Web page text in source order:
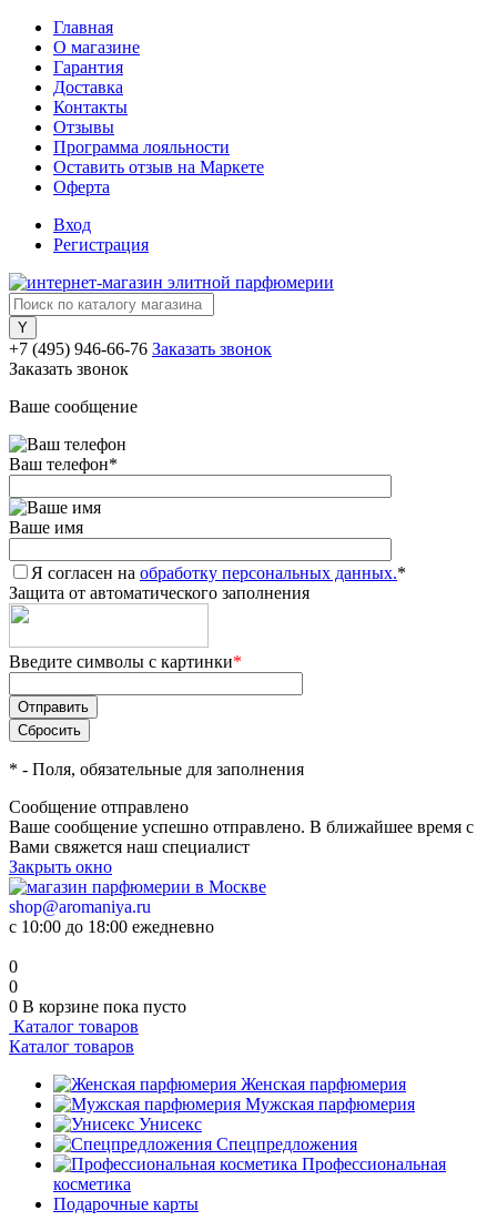
Главная
О магазине
Гарантия
Доставка
Контакты
Отзывы
Программа лояльности
Оставить отзыв на Маркете
Оферта
Вход
Регистрация
+7 (495) 946-66-76 Заказать звонок
Заказать звонок
Ваше сообщение
Ваш телефон*
Ваше имя
Я согласен на обработку персональных данных.*
Защита от автоматического заполнения
Введите символы с картинки*
* - Поля, обязательные для заполнения
Сообщение отправлено
Ваше сообщение успешно отправлено. В ближайшее время с
Вами свяжется наш специалист
Закрыть окно
shop@aromaniya.ru
с 10:00 до 18:00 ежедневно
0
0
0 В корзине пока пусто
Каталог товаров
Каталог товаров
Женская парфюмерия
Мужская парфюмерия
Унисекс
Спецпредложения
Профессиональная
косметика
Подарочные карты